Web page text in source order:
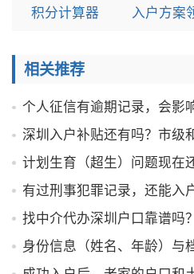
积分计算器 入户方案
相关推荐
深圳入户补贴还有吗？市级
计划生育（超生）问题现在
有过刑事犯罪记录，还能入